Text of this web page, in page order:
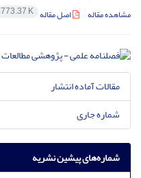
مشاهده مقاله اصل مقاله 773.37 K
مقالات آماده انتشار
شماره جاری
شماره‌های پیشین نشریه